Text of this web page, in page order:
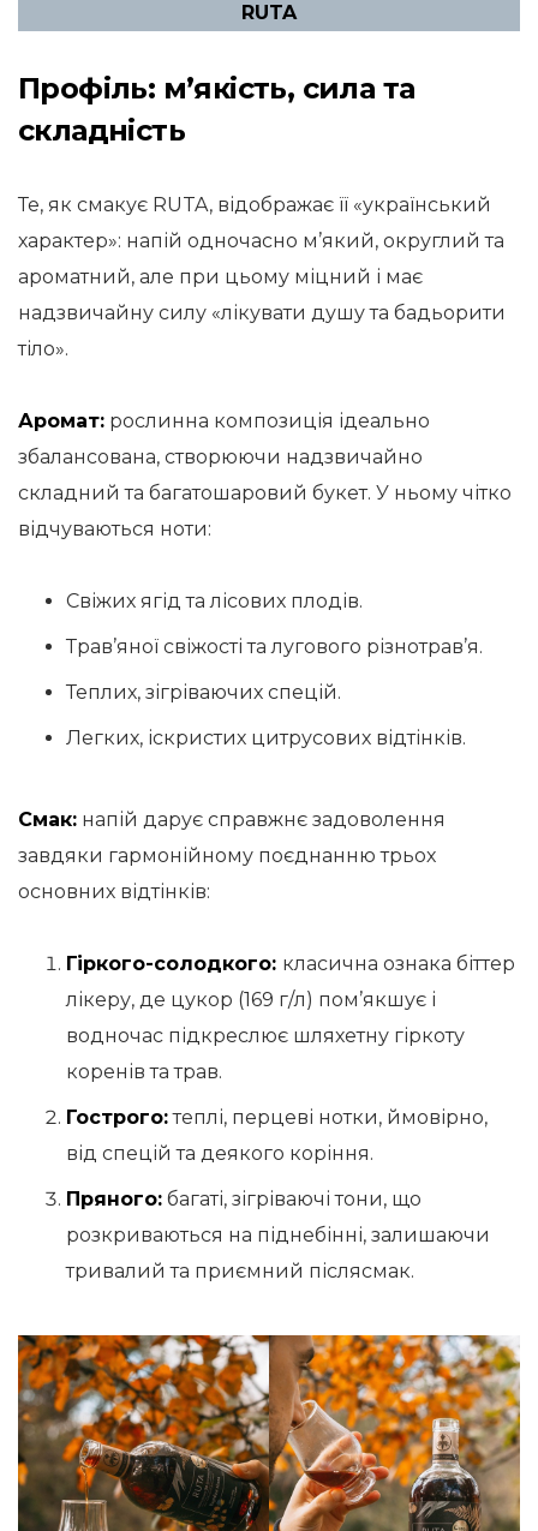
RUTA
Профіль: м’якість, сила та
складність
Те, як смакує RUTA, відображає її «український
характер»: напій одночасно м’який, округлий та
ароматний, але при цьому міцний і має
надзвичайну силу «лікувати душу та бадьорити
тіло».
Аромат: рослинна композиція ідеально
збалансована, створюючи надзвичайно
складний та багатошаровий букет. У ньому чітко
відчуваються ноти:
Свіжих ягід та лісових плодів.
Трав’яної свіжості та лугового різнотрав’я.
Теплих, зігріваючих спецій.
Легких, іскристих цитрусових відтінків.
Смак: напій дарує справжнє задоволення
завдяки гармонійному поєднанню трьох
основних відтінків:
Гіркого-солодкого: класична ознака біттер
лікеру, де цукор (169 г/л) пом’якшує і
водночас підкреслює шляхетну гіркоту
коренів та трав.
Гострого:теплі, перцеві нотки, ймовірно,
від спецій та деякого коріння.
Пряного: багаті, зігріваючі тони, що
розкриваються на піднебінні, залишаючи
тривалий та приємний післясмак.